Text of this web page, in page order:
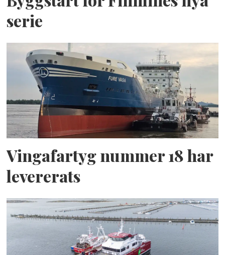
serie
Vingafartyg nummer 18 har
levererats